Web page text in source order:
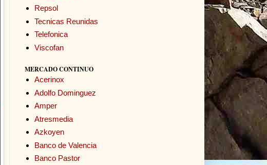
Repsol
Tecnicas Reunidas
Telefonica
Viscofan
MERCADO CONTINUO
Acerinox
Adolfo Dominguez
Amper
Atresmedia
Azkoyen
Banco de Valencia
Banco Pastor